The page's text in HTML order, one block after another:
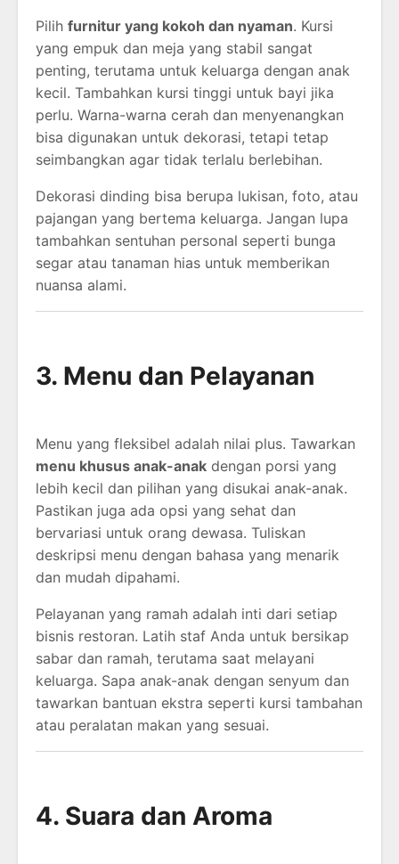
Pilih furnitur yang kokoh dan nyaman. Kursi
yang empuk dan meja yang stabil sangat
penting, terutama untuk keluarga dengan anak
kecil. Tambahkan kursi tinggi untuk bayi jika
perlu. Warna-warna cerah dan menyenangkan
bisa digunakan untuk dekorasi, tetapi tetap
seimbangkan agar tidak terlalu berlebihan.
Dekorasi dinding bisa berupa lukisan, foto, atau
pajangan yang bertema keluarga. Jangan lupa
tambahkan sentuhan personal seperti bunga
segar atau tanaman hias untuk memberikan
nuansa alami.
3. Menu dan Pelayanan
Menu yang fleksibel adalah nilai plus. Tawarkan
menu khusus anak-anak dengan porsi yang
lebih kecil dan pilihan yang disukai anak-anak.
Pastikan juga ada opsi yang sehat dan
bervariasi untuk orang dewasa. Tuliskan
deskripsi menu dengan bahasa yang menarik
dan mudah dipahami.
Pelayanan yang ramah adalah inti dari setiap
bisnis restoran. Latih staf Anda untuk bersikap
sabar dan ramah, terutama saat melayani
keluarga. Sapa anak-anak dengan senyum dan
tawarkan bantuan ekstra seperti kursi tambahan
atau peralatan makan yang sesuai.
4. Suara dan Aroma